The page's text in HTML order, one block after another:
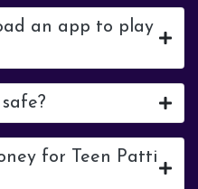
an app to play
for Teen Patti